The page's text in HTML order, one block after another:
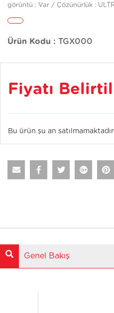
görüntü : Var / Çözünürlük :
Ürün Kodu : TGX000
Fiyatı
Bu ürün şu an
Genel Bakış